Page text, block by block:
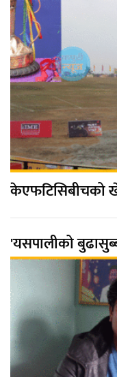
केएफटिसिबीचको
'यसपालीको